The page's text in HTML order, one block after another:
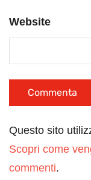
Website
Questo sito
Scopri come
commenti.